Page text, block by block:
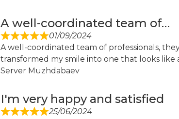
A well-coordinated team of…
01/09/2024
A well-coordinated team of professionals,
transformed my smile into one that looks like
Server Muzhdabaev
I'm very happy and satisfied
25/06/2024